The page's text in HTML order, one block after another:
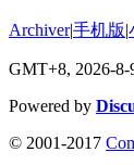
Archiver|手机版|
GMT+8, 2026-8-
Powered by
© 2001-2017